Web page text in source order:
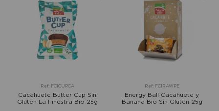
Ref: FC1CUPCA
Cacahuete Butter Cup Sin
Gluten La Finestra Bio 25g
Ref: FC1RAWPE
Energy Ball Cacahuete y
Banana Bio Sin Gluten 25g